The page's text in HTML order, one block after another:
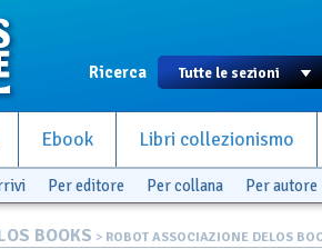
Ricerca
Ebook Libri collezionismo
Per editore Per collana Per autore
BOOKS > ROBOT ASSOCIAZIONE DELOS